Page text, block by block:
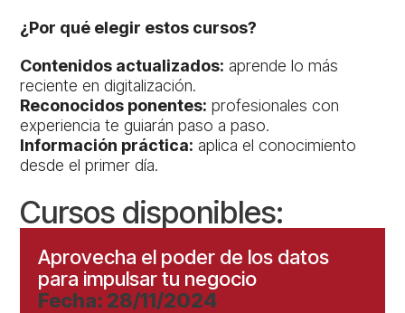
¿Por qué elegir estos cursos?
Contenidos actualizados: aprende lo más
reciente en digitalización.
Reconocidos ponentes: profesionales con
experiencia te guiarán paso a paso.
Información práctica: aplica el conocimiento
desde el primer día.
Cursos disponibles:
Aprovecha el poder de los datos
para impulsar tu negocio
Fecha: 28/11/2024